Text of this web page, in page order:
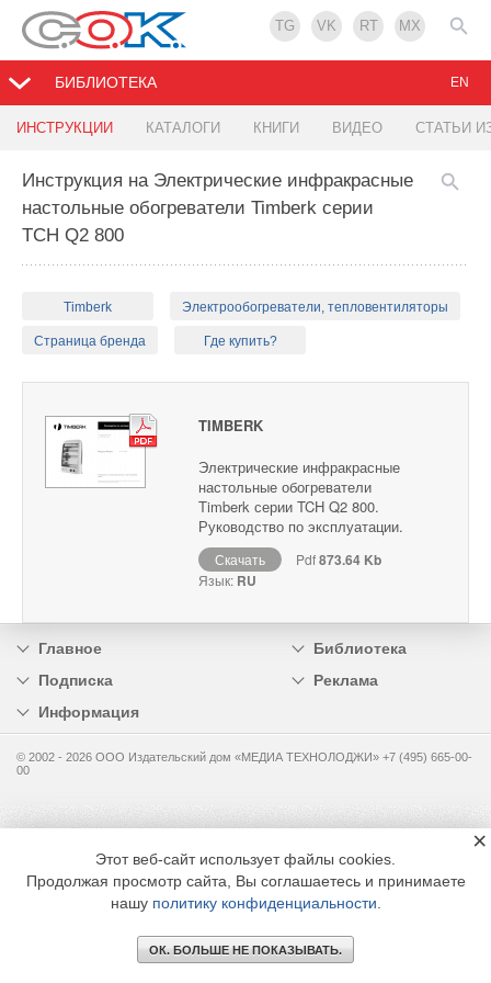
TG VK RT MX
БИБЛИОТЕКА
ИНСТРУКЦИИ КАТАЛОГИ КНИГИ ВИДЕО СТАТЬИ
EN
Инструкция на Электрические инфракрасные
настольные обогреватели Timberk серии
TCH Q2 800
Timberk Электрообогреватели, тепловентиляторы
Страница бренда Где купить?
TIMBERK
Электрические инфракрасные
настольные обогреватели
Timberk серии TCH Q2 800.
Руководство по эксплуатации.
Скачать Pdf873.64 Kb
Язык: RU
Главное
Библиотека
Подписка
Реклама
Информация
© 2002 - 2026 OOO Издательский дом «МЕДИА ТЕХНОЛОДЖИ» +7 (495) 665-00-
00
Этот веб-сайт использует файлы cookies.
Продолжая просмотр сайта, Вы соглашаетесь и принимаете
нашу политику конфиденциальности
ОК. БОЛЬШЕ НЕ ПОКАЗЫВАТЬ.
×